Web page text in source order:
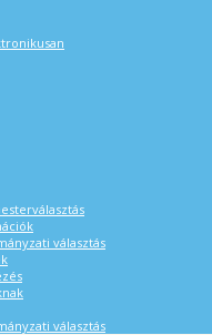
választás
választás